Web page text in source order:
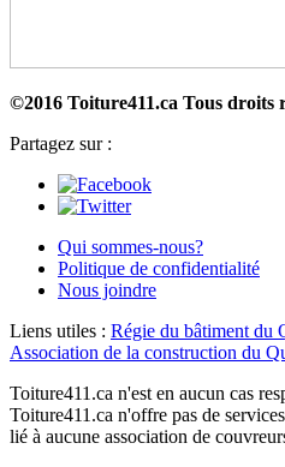
©2016 Toiture411.ca Tous droits
Partagez sur :
Qui sommes-nous?
Politique de confidentialité
Nous joindre
Liens utiles : Régie du bâtiment du
Association de la construction du
Toiture411.ca n'est en aucun cas
Toiture411.ca n'offre pas de
lié à aucune association de